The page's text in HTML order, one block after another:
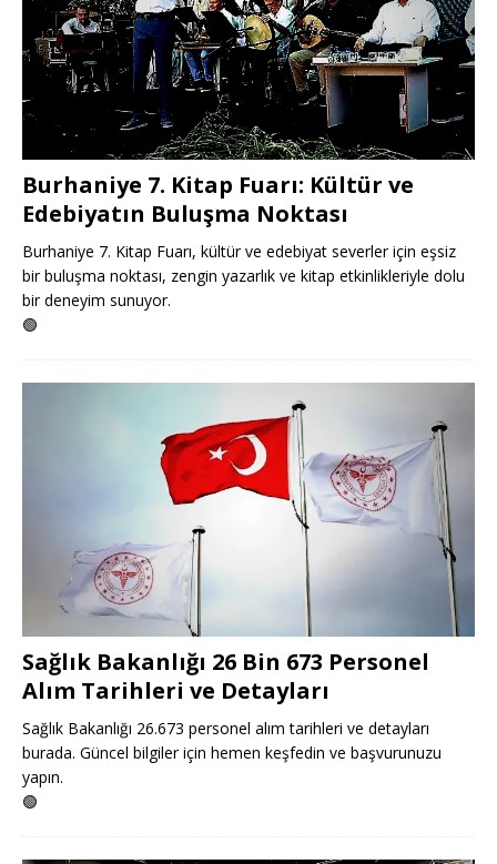
Burhaniye 7. Kitap Fuarı: Kültür ve
Edebiyatın Buluşma Noktası
Burhaniye 7. Kitap Fuarı, kültür ve edebiyat severler için eşsiz
bir buluşma noktası, zengin yazarlık ve kitap etkinlikleriyle dolu
bir deneyim sunuyor.
🟢
Sağlık Bakanlığı 26 Bin 673 Personel
Alım Tarihleri ve Detayları
Sağlık Bakanlığı 26.673 personel alım tarihleri ve detayları
burada. Güncel bilgiler için hemen keşfedin ve başvurunuzu
yapın.
🟢